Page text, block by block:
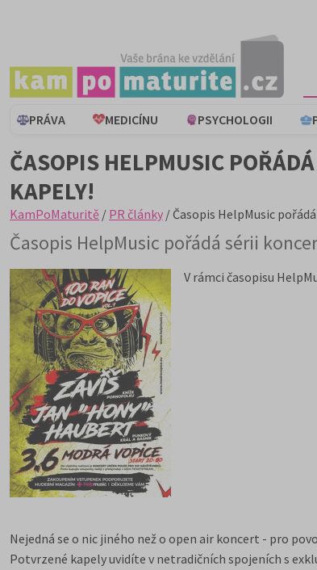
PRÁVA MEDICÍNU PSYCHOLOGII
ČASOPIS HELPMUSIC
KAPELY!
KamPoMaturitě / PR články / Časopis HelpMusic
Časopis HelpMusic pořádá sérii
V rámci časopisu
Nejedná se o nic jiného než o open air koncert - pro
Potvrzené kapely uvidíte v netradičních spojeních s